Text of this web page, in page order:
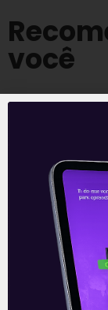
você
disse
A
Selic em